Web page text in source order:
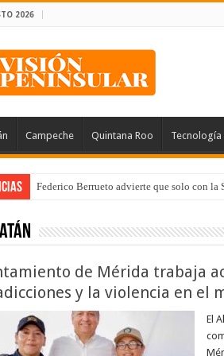
2026
Campeche Quintana Roo Tecnología
Federico Berrueto advierte que solo con la
de Mérida trabaja
y la violencia en el
El